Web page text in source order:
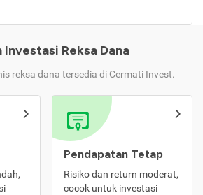
Investasi Reksa Dana
reksa dana tersedia di Cermati Invest.
Pendapatan Tetap
Risiko dan return moderat,
cocok untuk investasi